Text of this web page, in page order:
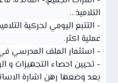
التلاميذ...
- التتبع اليومي لحركية
عملية اكثر.
- استثمار الملف المدرسي
- تحيين احصاء التجهيزات و
بعد وضعها رهن اشارة